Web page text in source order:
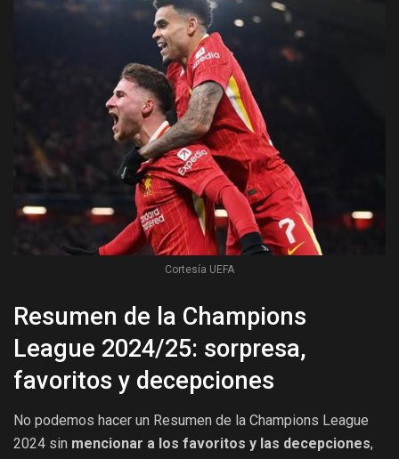
Cortesía UEFA
Resumen de la Champions
League 2024/25: sorpresa,
favoritos y decepciones
No podemos hacer un Resumen de la Champions League
2024 sin mencionar a los favoritos y las decepciones,